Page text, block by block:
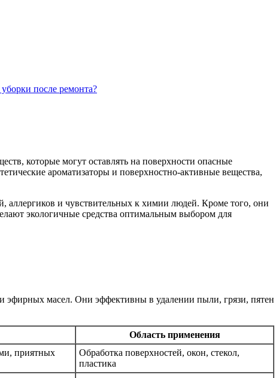
после ремонта?
которые могут оставлять на поверхности опасные
ароматизаторы и поверхностно-активные вещества,
аллергиков и чувствительных к химии людей. Кроме того, они
экологичные средства оптимальным выбором для
эфирных масел. Они эффективны в удалении пыли, грязи, пятен
Область применения
приятных
Обработка поверхностей, окон, стекол,
пластика